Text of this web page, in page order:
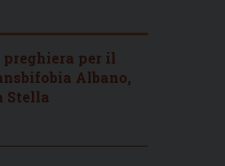
per il
Albano,
Stella